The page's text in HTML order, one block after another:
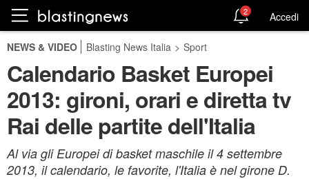
2 Accedi
NEWS & VIDEO Blasting News Italia > Sport
Calendario Basket Europei
2013: gironi, orari e diretta tv
Rai delle partite dell'Italia
Al via gli Europei di basket maschile il 4 settembre
2013, il calendario, le favorite, l'Italia è nel girone D.